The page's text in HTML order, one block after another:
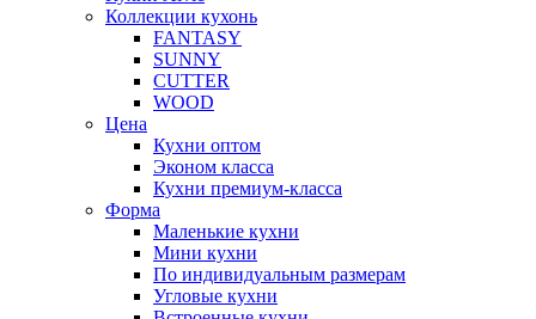
Коллекции кухонь
FANTASY
SUNNY
CUTTER
WOOD
Цена
Кухни оптом
Эконом класса
Кухни премиум-класса
Форма
Маленькие кухни
Мини кухни
По индивидуальным размерам
Угловые кухни